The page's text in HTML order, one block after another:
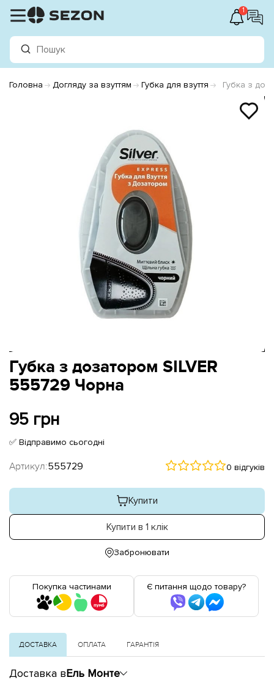
1
Головна Догляду за взуттям Губка для взуття Губка з
Губка з дозатором SILVER
555729 Чорна
95 грн
✅ Відправимо сьогодні
Артикул:555729 0 відгуків
Купити
Купити в 1 клік
Забронювати
Покупка частинами Є питання щодо товару?
ДОСТАВКА ОПЛАТА ГАРАНТІЯ
Доставка вЕль Монте